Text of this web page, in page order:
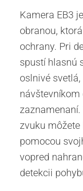
Kamera EB3
obranou,
ochrany. Pri
spustí hlasnú
oslnivé
návštevníkom
zvuku
pomocou
vopred
detekcii